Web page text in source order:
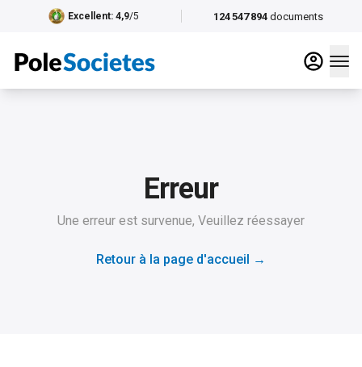
124 547 894 documents
Excellent: 4,9/5
Erreur
Une erreur est survenue, Veuillez réessayer
Retour à la page d'accueil →